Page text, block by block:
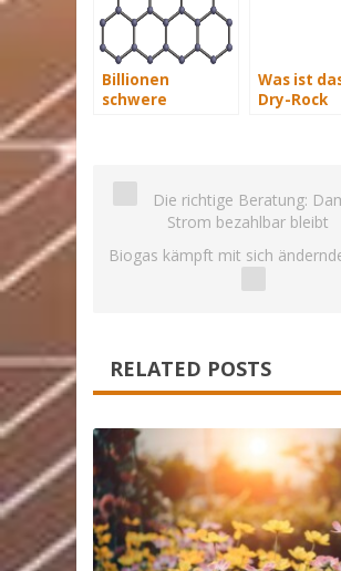
Billionen
schwere
Was ist
Dry-Rock
Die richtige Beratung:
Strom bezahlbar bleibt
Biogas kämpft mit sich
RELATED POSTS